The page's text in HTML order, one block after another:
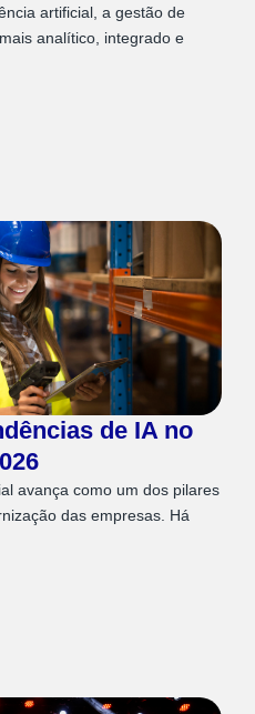
artificial, a gestão de
analítico, integrado e
de IA no
avança como um dos pilares
das empresas. Há